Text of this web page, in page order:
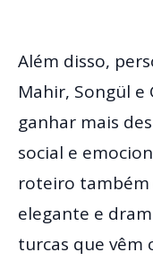
Além disso,
Mahir, Songül
ganhar mais
social e
roteiro
elegante e
turcas que vêm